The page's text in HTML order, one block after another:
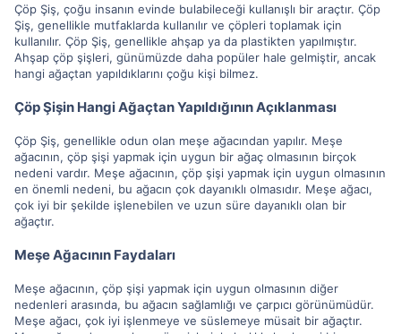
Çöp Şiş, çoğu insanın evinde bulabileceği kullanışlı bir araçtır. Çöp
Şiş, genellikle mutfaklarda kullanılır ve çöpleri toplamak için
kullanılır. Çöp Şiş, genellikle ahşap ya da plastikten yapılmıştır.
Ahşap çöp şişleri, günümüzde daha popüler hale gelmiştir, ancak
hangi ağaçtan yapıldıklarını çoğu kişi bilmez.
Çöp Şişin Hangi Ağaçtan Yapıldığının Açıklanması
Çöp Şiş, genellikle odun olan meşe ağacından yapılır. Meşe
ağacının, çöp şişi yapmak için uygun bir ağaç olmasının birçok
nedeni vardır. Meşe ağacının, çöp şişi yapmak için uygun olmasının
en önemli nedeni, bu ağacın çok dayanıklı olmasıdır. Meşe ağacı,
çok iyi bir şekilde işlenebilen ve uzun süre dayanıklı olan bir
ağaçtır.
Meşe Ağacının Faydaları
Meşe ağacının, çöp şişi yapmak için uygun olmasının diğer
nedenleri arasında, bu ağacın sağlamlığı ve çarpıcı görünümüdür.
Meşe ağacı, çok iyi işlenmeye ve süslemeye müsait bir ağaçtır.